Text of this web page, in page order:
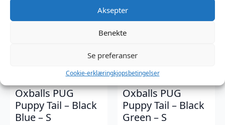
Aksepter
Benekte
Se preferanser
Cookie-erklæringkjopsbetingelser
Oxballs PUG
Puppy Tail – Black
Blue – S
Oxballs PUG
Puppy Tail – Black
Green – S